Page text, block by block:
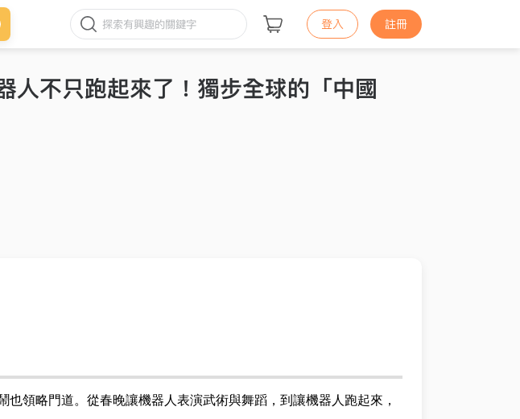
登入 註冊
人不只跑起來了！獨步全球的「中國
領略門道。從春晚讓機器人表演武術與舞蹈，到讓機器人跑起來，